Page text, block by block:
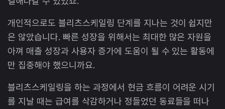
개인적으로도 블리츠스케일링 단계를 지나는 것이 쉽지만
은 않았습니다. 빠른 성장을 위해서는 최대한 많은 자원을
아껴 매출 성장과 사용자 증가에 도움이 될 수 있는 활동에
만 집중해야 했으니까요.
블리츠스케일링을 하는 과정에서 현금 흐름이 어려운 시기
를 지날 때는 급여를 삭감하거나 정들었던 동료들을 떠나